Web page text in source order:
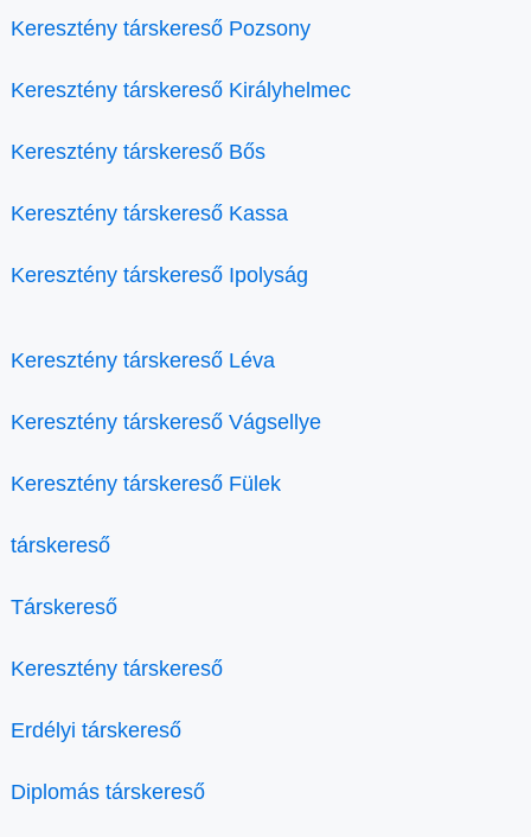
Keresztény társkereső Pozsony
Keresztény társkereső Királyhelmec
Keresztény társkereső Bős
Keresztény társkereső Kassa
Keresztény társkereső Ipolyság
Keresztény társkereső Léva
Keresztény társkereső Vágsellye
Keresztény társkereső Fülek
társkereső
Társkereső
Keresztény társkereső
Erdélyi társkereső
Diplomás társkereső